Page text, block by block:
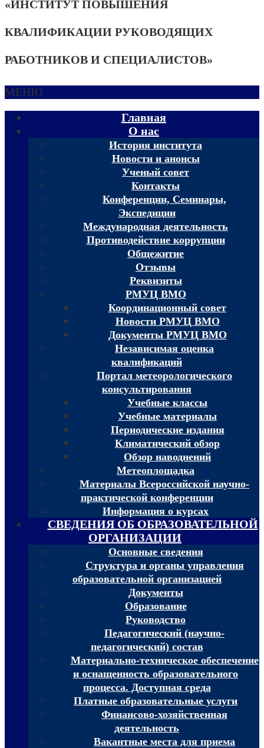
«ИНСТИТУТ ПОВЫШЕНИЯ
КВАЛИФИКАЦИИ РУКОВОДЯЩИХ
РАБОТНИКОВ И СПЕЦИАЛИСТОВ»
МЕНЮ
Главная
О нас
История института
Новости и анонсы
Ученый совет
Контакты
Конференции, Семинары,
Экспедиции
Международная деятельность
Противодействие коррупции
Общежитие
Отзывы
Реквизиты
РМУЦ ВМО
Координационный совет
Новости РМУЦ ВМО
Документы РМУЦ ВМО
Независимая оценка
квалификаций
Портал метеорологического
консультирования
Учебные классы
Учебные материалы
Периодические издания
Климатический обзор
Обзор наводнений
Метеоплощадка
Материалы Всероссийской научно-
практической конференции
Информация о курсах
СВЕДЕНИЯ ОБ ОБРАЗОВАТЕЛЬНОЙ
ОРГАНИЗАЦИИ
Основные сведения
Структура и органы управления
образовательной организацией
Документы
Образование
Руководство
Педагогический (научно-
педагогический) состав
Материально-техническое обеспечение
и оснащенность образовательного
процесса. Доступная среда
Платные образовательные услуги
Финансово-хозяйственная
деятельность
Вакантные места для приема